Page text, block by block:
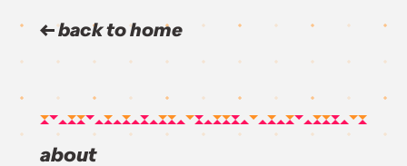
back to home
about